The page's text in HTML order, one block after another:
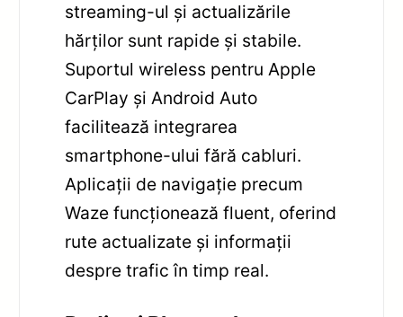
streaming-ul și actualizările
hărților sunt rapide și stabile.
Suportul wireless pentru Apple
CarPlay și Android Auto
facilitează integrarea
smartphone-ului fără cabluri.
Aplicații de navigație precum
Waze funcționează fluent, oferind
rute actualizate și informații
despre trafic în timp real.